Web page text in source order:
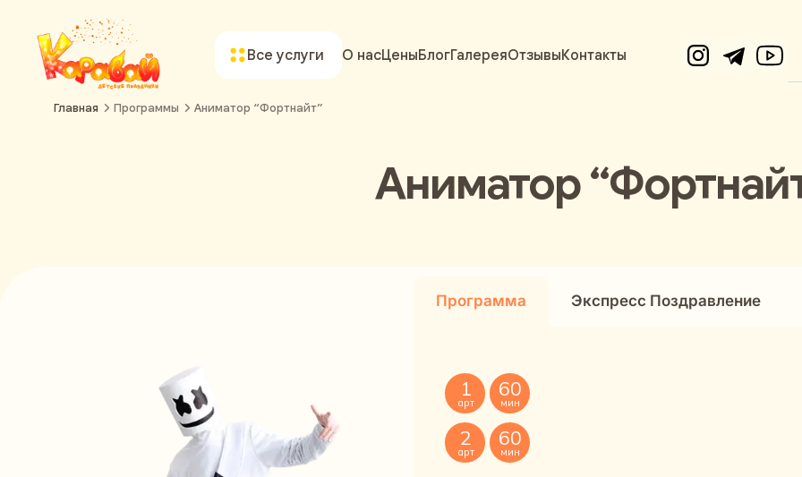
Все услуги О насЦеныБлогГалереяОтзывыКонтакты
Главная Программы Аниматор “Фортнайт”
Аниматор
Программа Экспресс Поздравление
1
арт
60
мин
2
арт
60
мин